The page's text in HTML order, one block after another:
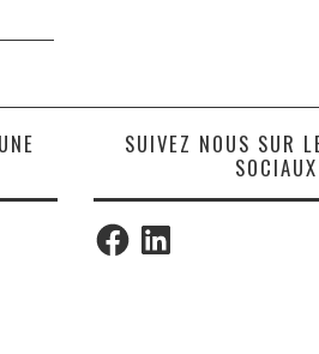
SUIVEZ NOUS SUR
SOCIAUX
FacebookLinkedIn